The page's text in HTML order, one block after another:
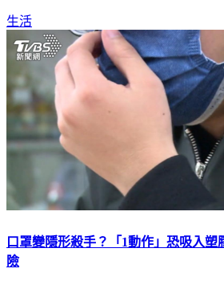
生活
口罩變隱形殺手？「1動作」恐吸入
險